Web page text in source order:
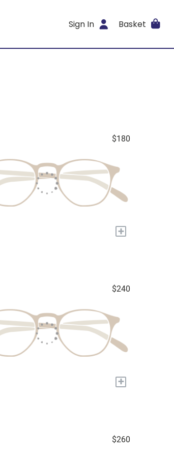
Sign In Basket
$180
+
$240
+
$260